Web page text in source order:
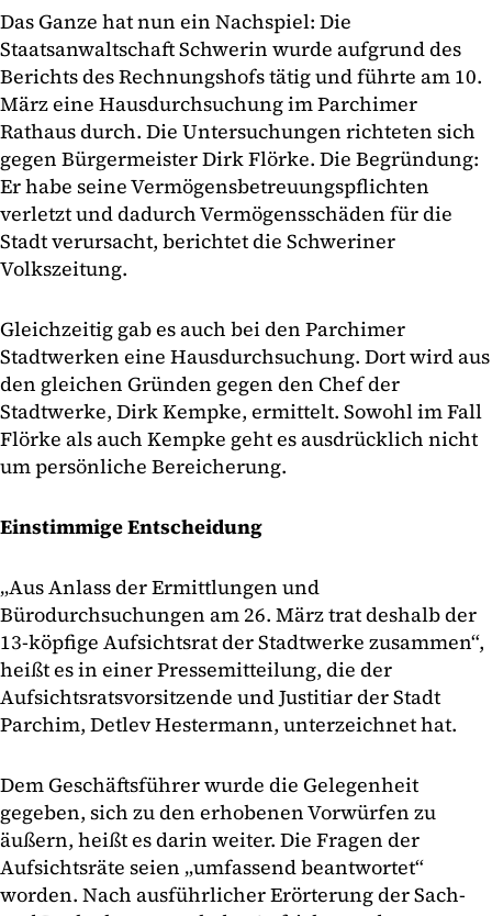
Das Ganze hat nun ein Nachspiel: Die
Staatsanwaltschaft Schwerin wurde aufgrund des
Berichts des Rechnungshofs tätig und führte am 10.
März eine Hausdurchsuchung im Parchimer
Rathaus durch. Die Untersuchungen richteten sich
gegen Bürgermeister Dirk Flörke. Die Begründung:
Er habe seine Vermögensbetreuungspflichten
verletzt und dadurch Vermögensschäden für die
Stadt verursacht, berichtet die Schweriner
Volkszeitung.
Gleichzeitig gab es auch bei den Parchimer
Stadtwerken eine Hausdurchsuchung. Dort wird aus
den gleichen Gründen gegen den Chef der
Stadtwerke, Dirk Kempke, ermittelt. Sowohl im Fall
Flörke als auch Kempke geht es ausdrücklich nicht
um persönliche Bereicherung.
Einstimmige Entscheidung
„Aus Anlass der Ermittlungen und
Bürodurchsuchungen am 26. März trat deshalb der
13-köpfige Aufsichtsrat der Stadtwerke zusammen“,
heißt es in einer Pressemitteilung, die der
Aufsichtsratsvorsitzende und Justitiar der Stadt
Parchim, Detlev Hestermann, unterzeichnet hat.
Dem Geschäftsführer wurde die Gelegenheit
gegeben, sich zu den erhobenen Vorwürfen zu
äußern, heißt es darin weiter. Die Fragen der
Aufsichtsräte seien „umfassend beantwortet“
worden. Nach ausführlicher Erörterung der Sach-